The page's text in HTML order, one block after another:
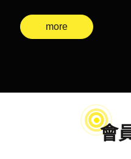
more
會